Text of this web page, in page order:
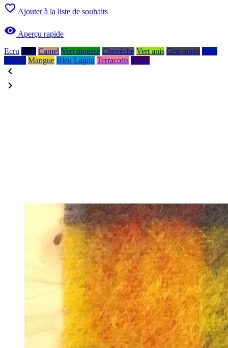
 Ajouter à la liste de souhaits
 Aperçu rapide
Ecru Noir Camel Vert mousse Chevêche Vert anis Gris orage Bleu
marine Mangue Bleu Lagon Terracotta Prune

